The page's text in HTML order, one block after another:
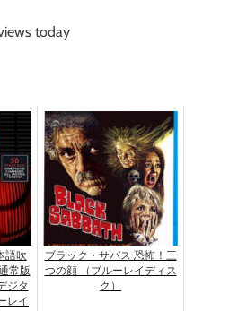
today
語吹
常版
ジタ
レイ
ブラック・サバス 恐怖！三
つの顔 （ブルーレイディス
ク）